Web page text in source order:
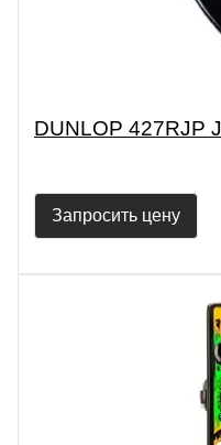
DUNLOP 427RJP
Запросить цену